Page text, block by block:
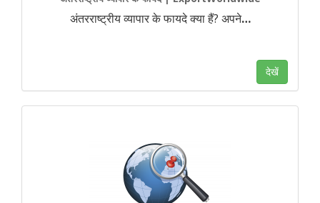
अंतरराष्ट्रीय व्यापार के फायदे क्या हैं? अपने…
देखें